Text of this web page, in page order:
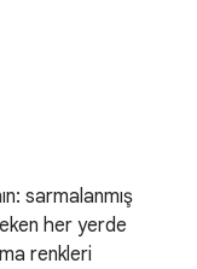
sarmalanmış
her yerde
renkleri